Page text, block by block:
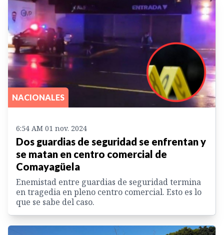
NACIONALES
6:54 AM 01 nov. 2024
Dos guardias de seguridad se enfrentan y
se matan en centro comercial de
Comayagüela
Enemistad entre guardias de seguridad termina
en tragedia en pleno centro comercial. Esto es lo
que se sabe del caso.